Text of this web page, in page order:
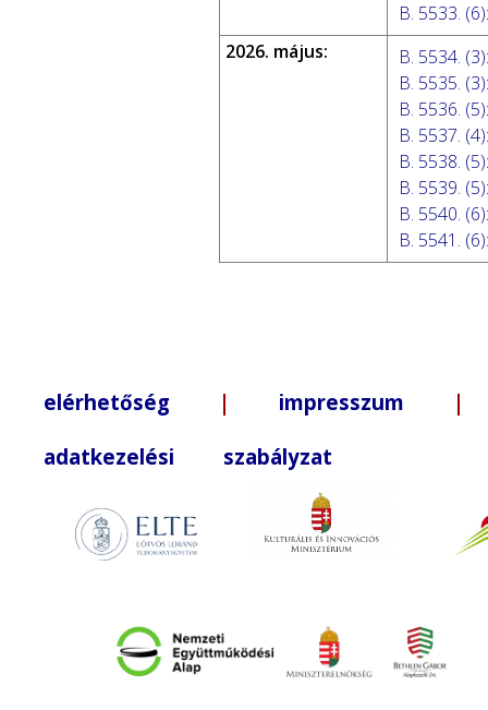
B. 5533. (6):
2026. május:
B. 5534. (3):
B. 5535. (3):
B. 5536. (5):
B. 5537. (4):
B. 5538. (5):
B. 5539. (5):
B. 5540. (6):
B. 5541. (6):
elérhetőség | impresszum |
adatkezelési szabályzat